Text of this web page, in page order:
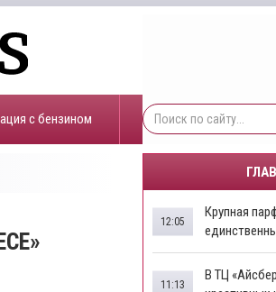
с бензином
​Крупная
12:05
​В ТЦ
11:13